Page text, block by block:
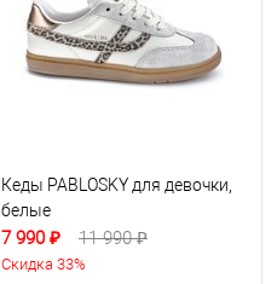
Кеды PABLOSKY для девочки,
белые
7 990 ₽ 11 990 ₽
Скидка 33%